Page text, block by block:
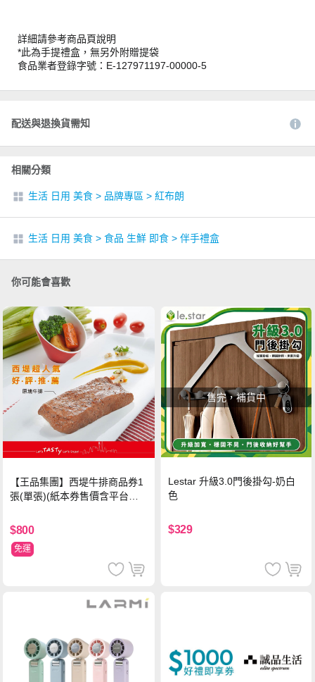
詳細請參考商品頁說明
*此為手提禮盒，無另外附贈提袋
食品業者登錄字號：E-127971197-00000-5
配送與退換貨需知
相關分類
生活 日用 美食 > 品牌專區 > 紅布朗
生活 日用 美食 > 食品 生鮮 即食 > 伴手禮盒
你可能會喜歡
【王品集團】西堤牛排商品券1
張(單張)(紙本券售價含平台物
$800
免運
售完，補貨中
Lestar 升級3.0門後掛勾-奶白
色
$329